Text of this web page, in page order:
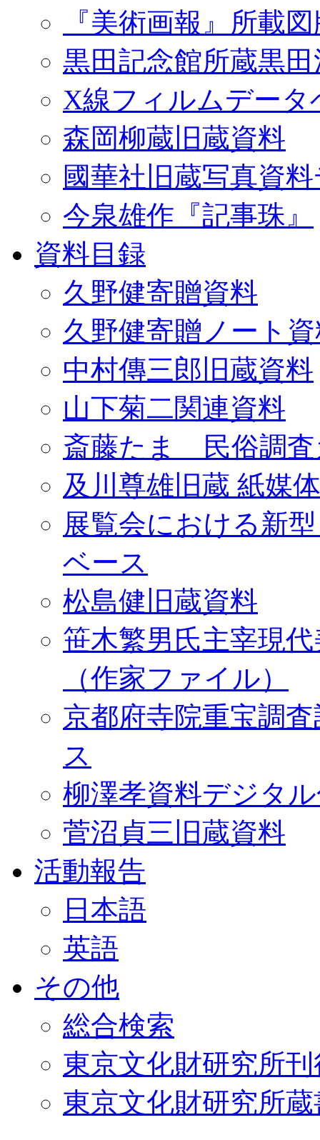
『美術画報』所載
黒田記念館所蔵黒
X線フィルムデータ
森岡柳蔵旧蔵資料
國華社旧蔵写真資
今泉雄作『記事珠』
資料目録
久野健寄贈資料
久野健寄贈ノート
中村傳三郎旧蔵資料
山下菊二関連資料
斎藤たま 民俗調査
及川尊雄旧蔵 紙媒
展覧会における新
ベース
松島健旧蔵資料
笹木繁男氏主宰現
（作家ファイル）
京都府寺院重宝調
ス
柳澤孝資料デジタ
菅沼貞三旧蔵資料
活動報告
日本語
英語
その他
総合検索
東京文化財研究所
東京文化財研究所